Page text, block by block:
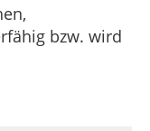
bzw. wird